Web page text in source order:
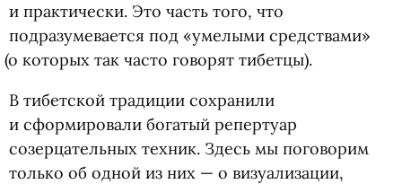
и практически. Это часть того, что
подразумевается под «умелыми средствами»
(о которых так часто говорят тибетцы).
В тибетской традиции сохранили
и сформировали богатый репертуар
созерцательных техник. Здесь мы поговорим
только об одной из них — о визуализации,